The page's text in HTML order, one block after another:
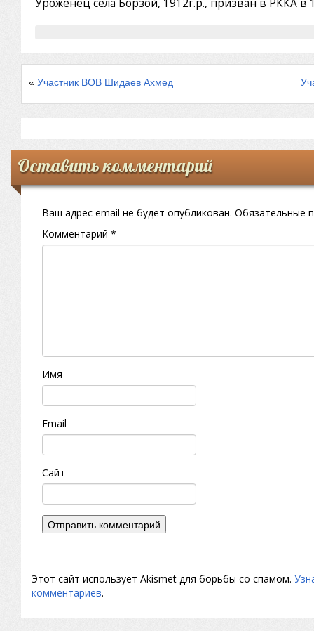
Уроженец села Борзой, 1912г.р., призван в РККА в
« Участник ВОВ Шидаев Ахмед
Оставить комментарий
Ваш адрес email не будет опубликован. Обязательные
Комментарий *
Имя
Email
Сайт
Этот сайт использует Akismet для борьбы со спамом.
комментариев.